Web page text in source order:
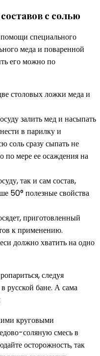
с солью
специального
меда и поваренной
его можно по
столовых ложки меда и
залить мед и насыпать
в парилку и
соль сразу сыпать не
по мере ее осаждения на
так и сам состав,
50° полезные свойства
приготовленный
к применению.
должно хватить на одно
следуя
русской бане. А сама
круговыми
соляную смесь в
осторожность, так